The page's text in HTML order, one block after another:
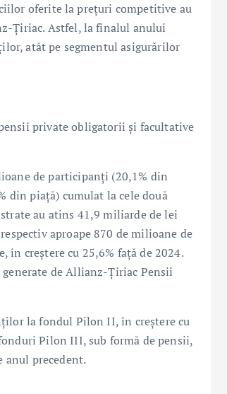
oferite la prețuri competitive au
Țiriac. Astfel, la finalul anului
atât pe segmentul asigurărilor
private obligatorii și facultative
de participanți (20,1% din
din piață) cumulat la cele două
au atins 41,9 miliarde de lei
aproape 870 de milioane de
creștere cu 25,6% față de 2024.
de Allianz-Țiriac Pensii
la fondul Pilon II, în creștere cu
Pilon III, sub formă de pensii,
anul precedent.